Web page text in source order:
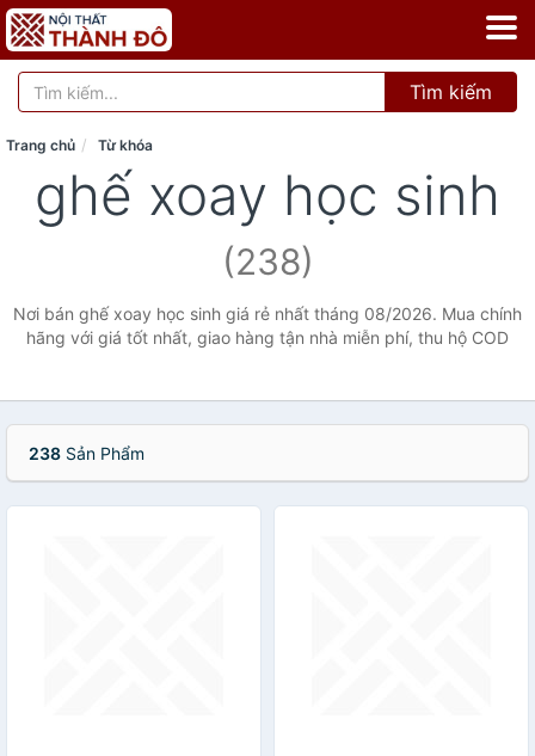
Tìm kiếm
Trang chủ Từ khóa
ghế xoay học sinh
(238)
Nơi bán ghế xoay học sinh giá rẻ nhất tháng 08/2026. Mua chính
hãng với giá tốt nhất, giao hàng tận nhà miễn phí, thu hộ COD
238 Sản Phẩm